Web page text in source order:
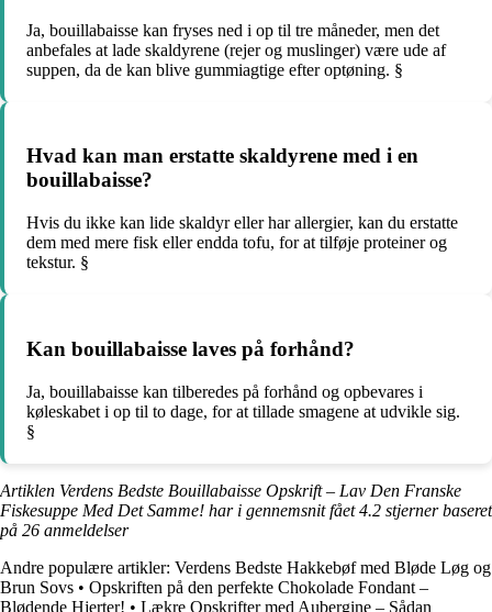
Ja, bouillabaisse kan fryses ned i op til tre måneder, men det
anbefales at lade skaldyrene (rejer og muslinger) være ude af
suppen, da de kan blive gummiagtige efter optøning. §
Hvad kan man erstatte skaldyrene med i en
bouillabaisse?
Hvis du ikke kan lide skaldyr eller har allergier, kan du erstatte
dem med mere fisk eller endda tofu, for at tilføje proteiner og
tekstur. §
Kan bouillabaisse laves på forhånd?
Ja, bouillabaisse kan tilberedes på forhånd og opbevares i
køleskabet i op til to dage, for at tillade smagene at udvikle sig.
§
Artiklen Verdens Bedste Bouillabaisse Opskrift – Lav Den Franske
Fiskesuppe Med Det Samme! har i gennemsnit fået4.2 stjerner baseret
på 26 anmeldelser
Andre populære artikler: Verdens Bedste Hakkebøf med Bløde Løg og
Brun Sovs • Opskriften på den perfekte Chokolade Fondant –
Blødende Hjerter! • Lækre Opskrifter med Aubergine – Sådan